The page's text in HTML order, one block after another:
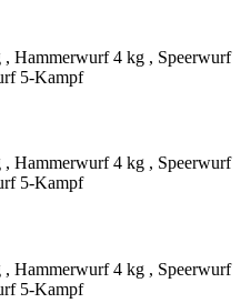
Hammerwurf 4 kg , Speerwurf
5-Kampf
Hammerwurf 4 kg , Speerwurf
5-Kampf
Hammerwurf 4 kg , Speerwurf
5-Kampf